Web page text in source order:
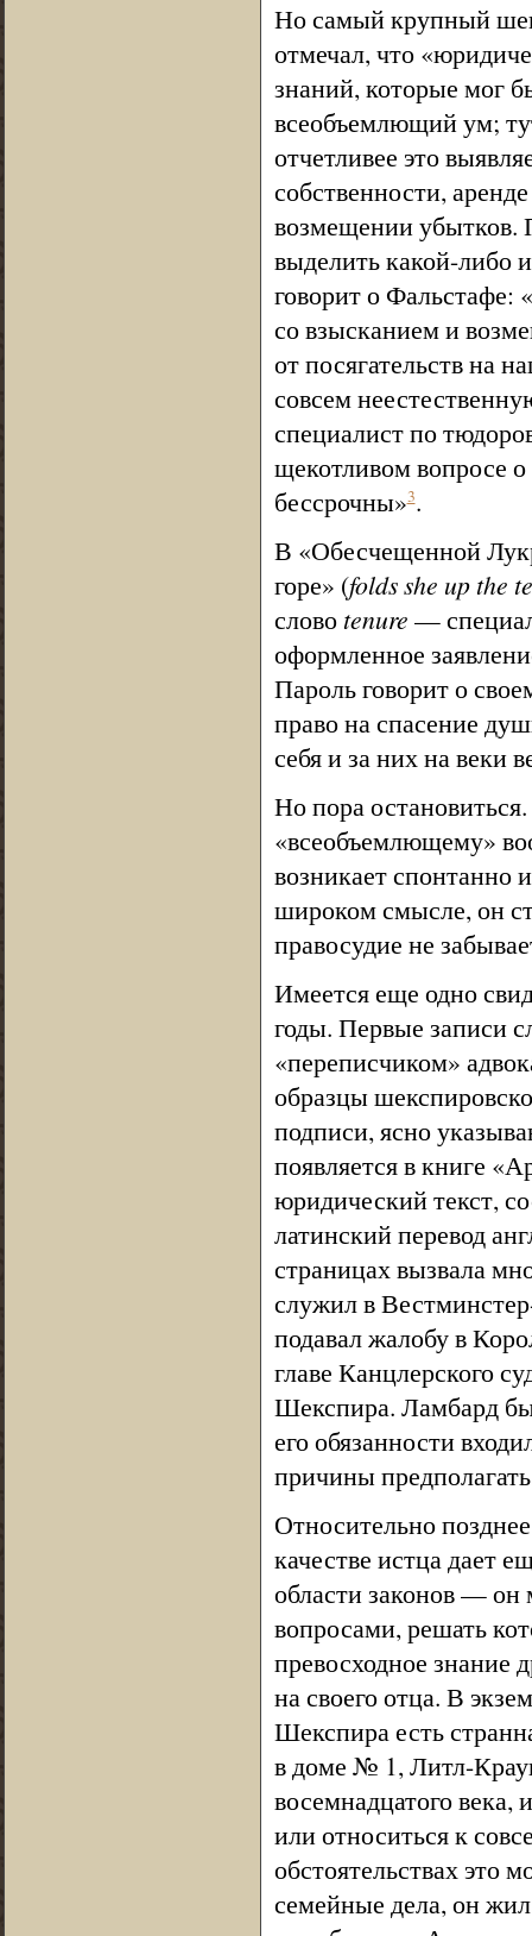
Но самый крупный
отмечал, что
знаний, которые мог
всеобъемлющий ум;
отчетливее это
собственности,
возмещении убытков.
выделить какой-либо
говорит о Фальстафе:
со взысканием и
от посягательств на
совсем
специалист по
щекотливом вопросе
бессрочны»3.
В «Обесчещенной
горе» (folds she up the
слово tenure —
оформленное
Пароль говорит о
право на спасение
себя и за них на веки
Но пора
«всеобъемлющему»
возникает спонтанно
широком смысле, он
правосудие не
Имеется еще одно
годы. Первые записи
«переписчиком»
образцы
подписи, ясно
появляется в книге
юридический текст,
латинский перевод
страницах вызвала
служил в
подавал жалобу в
главе Канцлерского
Шекспира. Ламбард
его обязанности
причины
Относительно
качестве истца дает
области законов —
вопросами, решать
превосходное знание
на своего отца. В
Шекспира есть
в доме № 1, Литл-
восемнадцатого
или относиться к
обстоятельствах это
семейные дела, он